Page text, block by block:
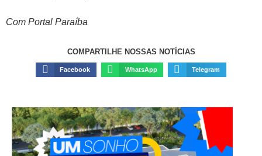
Com Portal Paraíba
COMPARTILHE NOSSAS NOTÍCIAS
Facebook WhatsApp Telegram